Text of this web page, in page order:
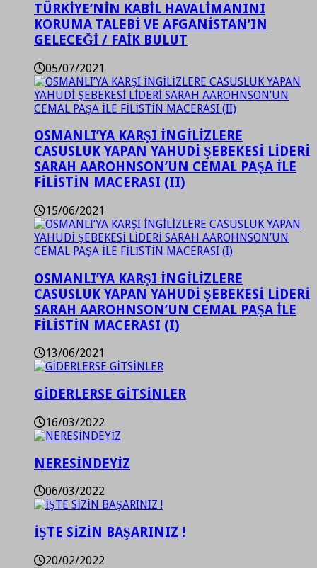
TÜRKİYE’NİN KABİL HAVALİMANINI
KORUMA TALEBİ VE AFGANİSTAN’IN
GELECEĞİ / FAİK BULUT
05/07/2021
OSMANLI’YA KARŞI İNGİLİZLERE
CASUSLUK YAPAN YAHUDİ ŞEBEKESİ LİDERİ
SARAH AAROHNSON’UN CEMAL PAŞA İLE
FİLİSTİN MACERASI (II)
15/06/2021
OSMANLI’YA KARŞI İNGİLİZLERE
CASUSLUK YAPAN YAHUDİ ŞEBEKESİ LİDERİ
SARAH AAROHNSON’UN CEMAL PAŞA İLE
FİLİSTİN MACERASI (I)
13/06/2021
GİDERLERSE GİTSİNLER
16/03/2022
NERESİNDEYİZ
06/03/2022
İŞTE SİZİN BAŞARINIZ !
20/02/2022